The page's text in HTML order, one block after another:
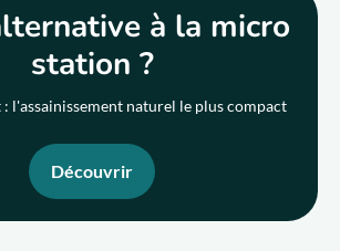
à la micro
station ?
l'assainissement naturel le plus compact
Découvrir